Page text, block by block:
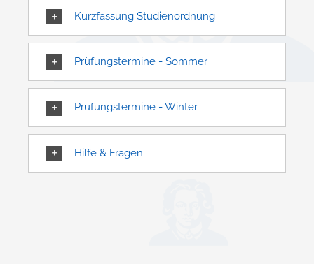
Kurzfassung Studienordnung
Prüfungstermine - Sommer
Prüfungstermine - Winter
Hilfe & Fragen